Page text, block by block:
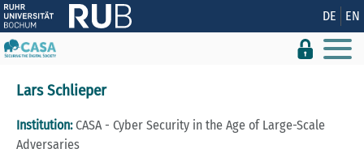
Zeige besser passende Version dieser Seite DE EN
Lars Schlieper
Institution:CASA - Cyber Security in the Age of Large-Scale
Adversaries